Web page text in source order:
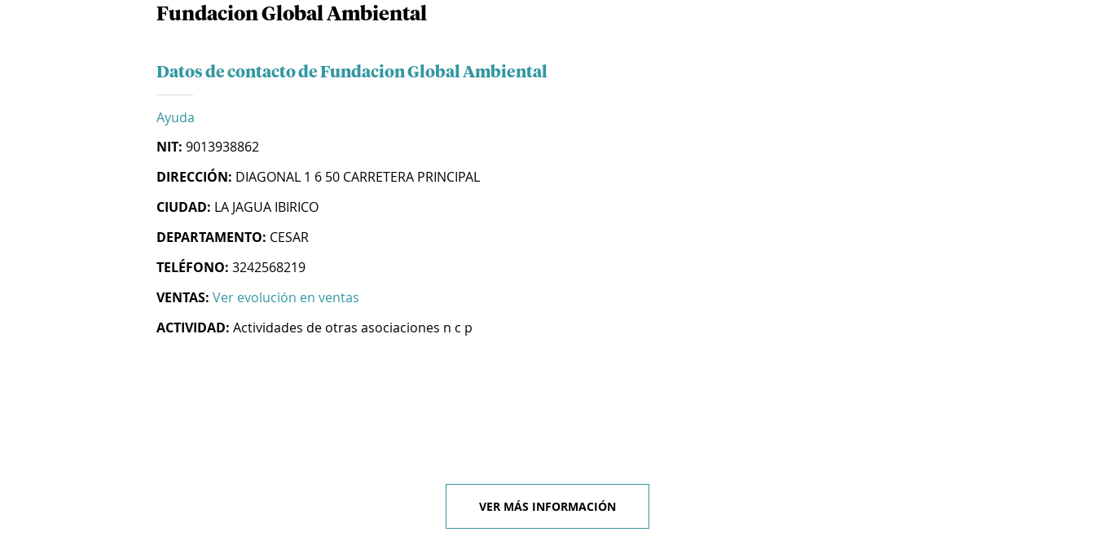
Fundacion Global Ambiental
Datos de contacto de Fundacion Global Ambiental
Ayuda
NIT: 9013938862
DIRECCIÓN: DIAGONAL 1 6 50 CARRETERA PRINCIPAL
CIUDAD: LA JAGUA IBIRICO
DEPARTAMENTO: CESAR
TELÉFONO: 3242568219
VENTAS: Ver evolución en ventas
ACTIVIDAD: Actividades de otras asociaciones n c p
VER MÁS INFORMACIÓN